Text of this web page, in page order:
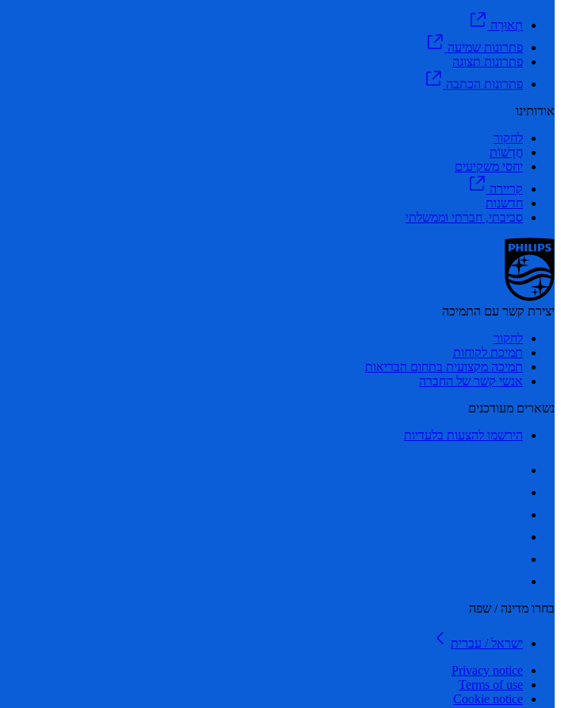
תְאוּרָה
פתרונות שמיעה
פתרונות תצוגה
פתרונות הכתבה
אודותינו
לחקור
חֲדָשׁוֹת
יחסי משקיעים
קריירה
חדשנות
סביבתי, חברתי וממשלתי
יצירת קשר עם התמיכה
לחקור
תמיכת לקוחות
תמיכה מקצועית בתחום הבריאות
אנשי קשר של החברה
נשארים מעודכנים
הירשמו להצעות בלעדיות
בחרו מדינה / שפה
ישראל / עברית
Privacy notice
Terms of use
Cookie notice